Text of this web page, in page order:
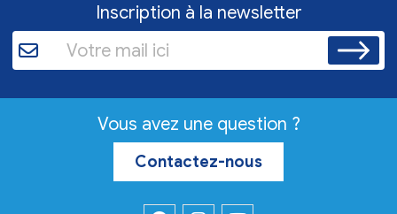
Inscription à la newsletter
Vous avez une question ?
Contactez-nous